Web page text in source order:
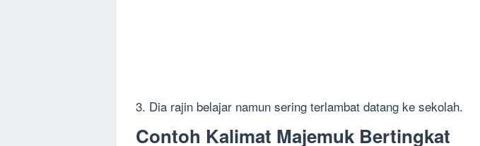
3. Dia rajin belajar namun sering terlambat datang ke sekolah.
Contoh Kalimat Majemuk Bertingkat